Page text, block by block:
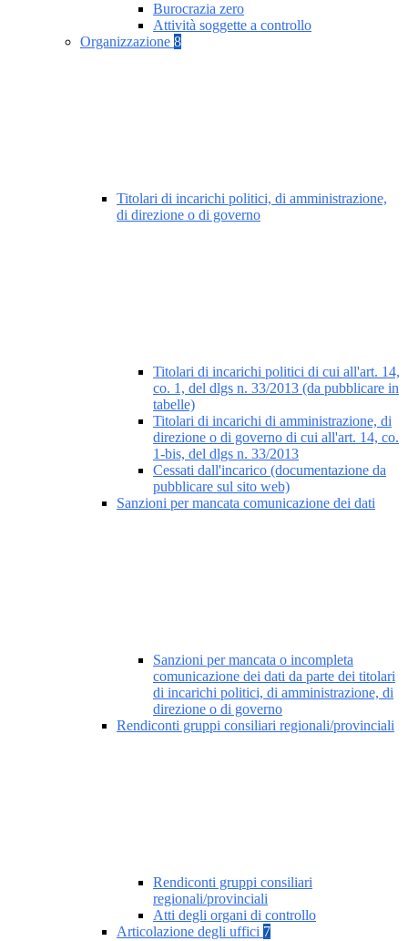
Burocrazia zero
Attività soggette a controllo
Organizzazione 8
Titolari di incarichi politici, di amministrazione,
di direzione o di governo
Titolari di incarichi politici di cui all'art. 14,
co. 1, del dlgs n. 33/2013 (da pubblicare in
tabelle)
Titolari di incarichi di amministrazione, di
direzione o di governo di cui all'art. 14, co.
1-bis, del dlgs n. 33/2013
Cessati dall'incarico (documentazione da
pubblicare sul sito web)
Sanzioni per mancata comunicazione dei dati
Sanzioni per mancata o incompleta
comunicazione dei dati da parte dei titolari
di incarichi politici, di amministrazione, di
direzione o di governo
Rendiconti gruppi consiliari regionali/provinciali
Rendiconti gruppi consiliari
regionali/provinciali
Atti degli organi di controllo
Articolazione degli uffici 7